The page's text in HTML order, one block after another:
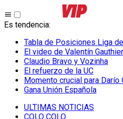
Es tendencia:
Tabla de Posiciones Liga
El video de Valentín Gauthier
Claudio Bravo y Vozinha
El refuerzo de la UC
Momento crucial para Darío
Gana Unión Española
ULTIMAS NOTICIAS
COLO COLO